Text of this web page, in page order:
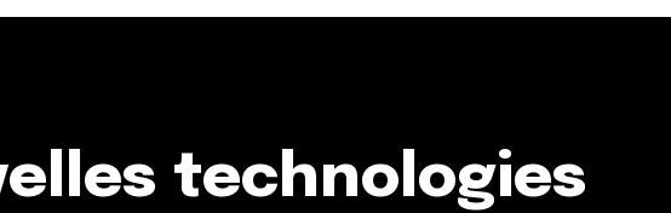
technologies